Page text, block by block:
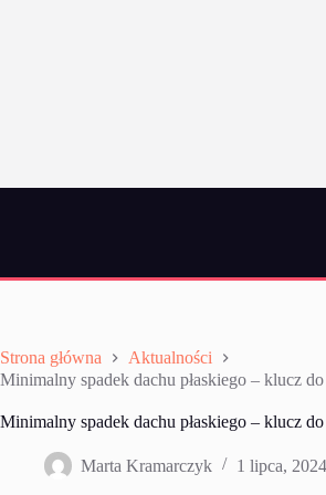
Strona główna
Aktualności
Minimalny spadek dachu płaskiego – klucz
Minimalny spadek dachu płaskiego – klucz
Marta Kramarczyk 1 lipca, 2024